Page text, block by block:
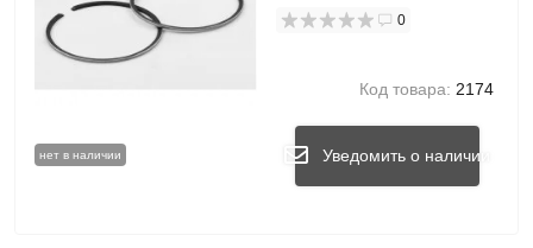
нет в наличии
0
Код товара: 2174
Уведомить о наличии